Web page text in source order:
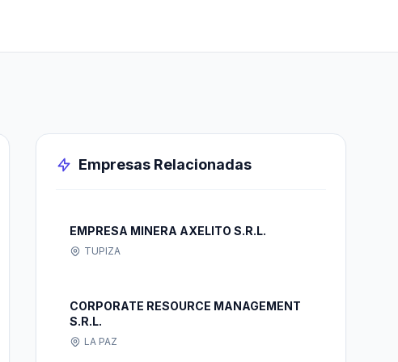
Empresas Relacionadas
EMPRESA MINERA AXELITO S.R.L.
TUPIZA
CORPORATE RESOURCE MANAGEMENT
S.R.L.
LA PAZ